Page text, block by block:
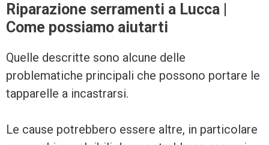
Riparazione serramenti a Lucca |
Come possiamo aiutarti
Quelle descritte sono alcune delle
problematiche principali che possono portare le
tapparelle a incastrarsi.
Le cause potrebbero essere altre, in particolare